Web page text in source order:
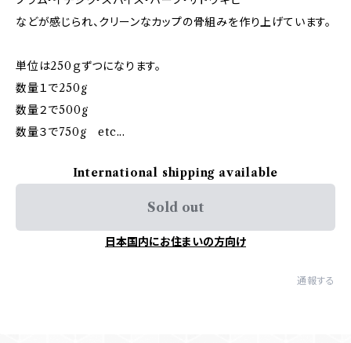
などが感じられ、クリーンなカップの骨組みを作り上げています。
単位は250ｇずつになります。
数量１で250g
数量２で500g
数量３で750g etc...
International shipping available
Sold out
日本国内にお住まいの方向け
通報する